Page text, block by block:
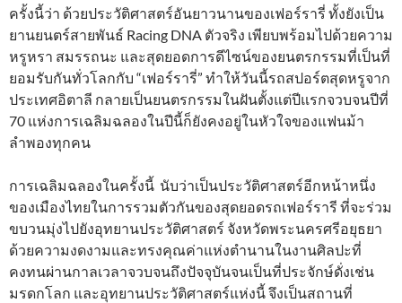
ครั้งนี้ว่า ด้วยประวัติศาสตร์อันยาวนานของเฟอร์รารี่ ทั้งยังเป็น
ยานยนตร์สายพันธ์ Racing DNA ตัวจริง เพียบพร้อมไปด้วยความ
หรูหรา สมรรถนะ และสุดยอดการดีไซน์ของยนตรกรรมที่เป็นที่
ยอมรับกันทั่วโลกกับ “เฟอร์รารี่” ทำให้วันนี้รถสปอร์ตสุดหรูจาก
ประเทศอิตาลี กลายเป็นยนตรกรรมในฝันตั้งแต่ปีแรกจวบจนปีที่
70 แห่งการเฉลิมฉลองในปีนี้ก็ยังคงอยู่ในหัวใจของแฟนม้า
ลำพองทุกคน
การเฉลิมฉลองในครั้งนี้ นับว่าเป็นประวัติศาสตร์อีกหน้าหนึ่ง
ของเมืองไทยในการรวมตัวกันของสุดยอดรถเฟอร์รารี ที่จะร่วม
ขบวนมุ่งไปยังอุทยานประวัติศาสตร์ จังหวัดพระนครศรีอยุธยา
ด้วยความงดงามและทรงคุณค่าแห่งตำนานในงานศิลปะที่
คงทนผ่านกาลเวลาจวบจนถึงปัจจุบันจนเป็นที่ประจักษ์ดั่งเช่น
มรดกโลก และอุทยานประวัติศาสตร์แห่งนี้ จึงเป็นสถานที่